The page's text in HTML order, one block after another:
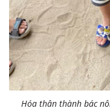
Hóa thân thành bác